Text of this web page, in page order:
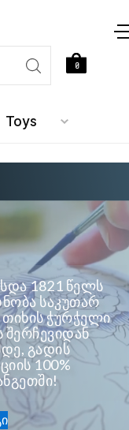
Toys
0
1821 წელს
საკუთარ
თიხის ჭურჭელი
გადის
100%